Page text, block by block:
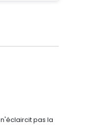
n'éclaircit pas la